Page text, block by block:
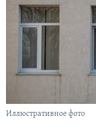
СИБИРЬ.РЕАЛИИ
РАСПИСАНИЕ
ПОДПИШИТЕСЬ НА
СОЦИАЛЬНЫЕ СЕТИ
Иллюстративное фото